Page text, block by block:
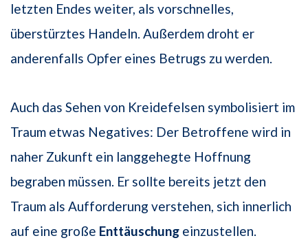
letzten Endes weiter, als vorschnelles,
überstürztes Handeln. Außerdem droht er
anderenfalls Opfer eines Betrugs zu werden.
Auch das Sehen von Kreidefelsen symbolisiert im
Traum etwas Negatives: Der Betroffene wird in
naher Zukunft ein langgehegte Hoffnung
begraben müssen. Er sollte bereits jetzt den
Traum als Aufforderung verstehen, sich innerlich
auf eine große Enttäuschung einzustellen.